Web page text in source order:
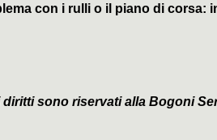
con i rulli o il piano di corsa:
diritti sono riservati alla Bogoni